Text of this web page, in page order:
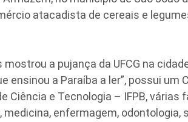
atacadista de cereais e
a pujança da UFCG na
ensinou a Paraíba a ler”, possui um
Ciência e Tecnologia – IFPB, várias
enfermagem, odontologia,